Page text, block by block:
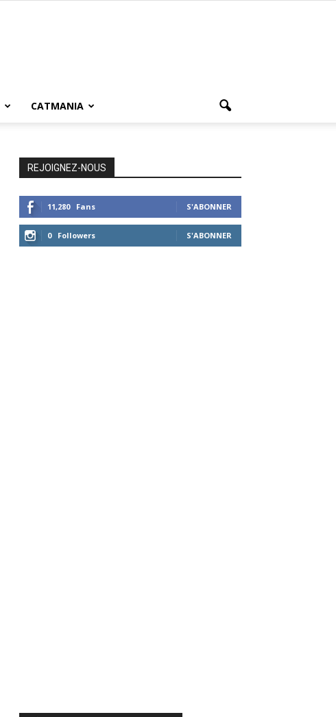
CATMANIA
REJOIGNEZ-NOUS
11,280 Fans S'ABONNER
0 Followers S'ABONNER